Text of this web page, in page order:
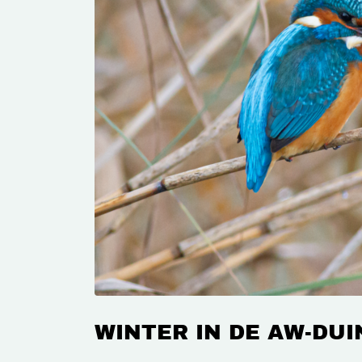
WINTER IN DE AW-